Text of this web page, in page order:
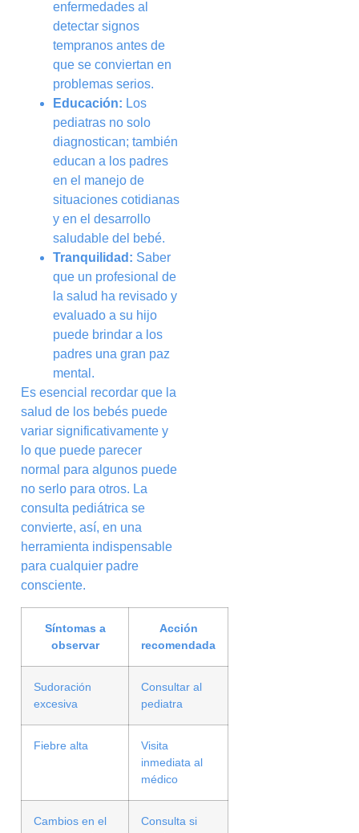
enfermedades al
detectar signos
tempranos antes de
que se conviertan en
problemas serios.
Educación: Los
pediatras no solo
diagnostican; también
educan a los padres
en el manejo de
situaciones cotidianas
y en el desarrollo
saludable del bebé.
Tranquilidad: Saber
que un profesional de
la salud ha revisado y
evaluado a su hijo
puede brindar a los
padres una gran paz
mental.
Es esencial recordar que la
salud de los bebés puede
variar significativamente y
lo que puede parecer
normal para algunos puede
no serlo para otros. La
consulta pediátrica se
convierte, así, en una
herramienta indispensable
para cualquier padre
consciente.
Síntomas a
observar
Acción
recomendada
Sudoración
excesiva
Consultar al
pediatra
Fiebre alta
Visita
inmediata al
médico
Cambios en el
Consulta si